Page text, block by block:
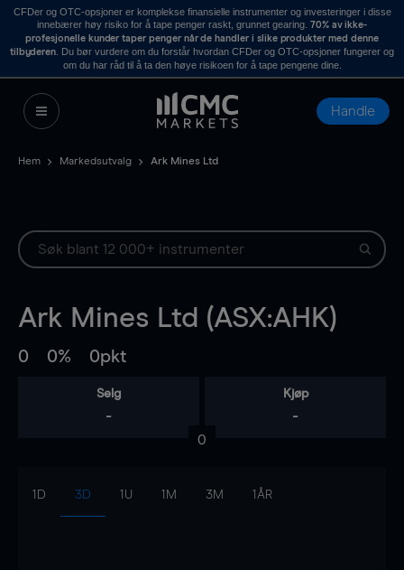
CFDer og OTC-opsjoner er komplekse finansielle instrumenter og investeringer i disse
innebærer høy risiko for å tape penger raskt, grunnet gearing. 70% av ikke-
profesjonelle kunder taper penger når de handler i slike produkter med denne
tilbyderen . Du bør vurdere om du forstår hvordan CFDer og OTC-opsjoner fungerer og
om du har råd til å ta den høye risikoen for å tape pengene dine.
Handle
Hem Markedsutvalg Ark Mines Ltd
Ark Mines Ltd (ASX:AHK)
0 0% 0pkt
Selg
-
Kjøp
-
0
1D 3D 1U 1M 3M 1ÅR